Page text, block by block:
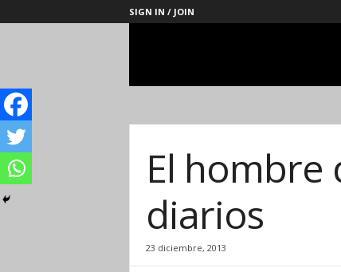
SIGN IN / JOIN
Management
El hombre
diarios
23 diciembre, 2013